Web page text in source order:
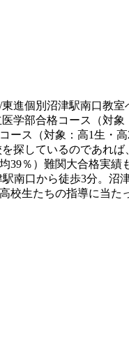
進個別沼津駅南口教
学部合格コース（対
ス（対象：高1生・
探しているのであれ
39％）難関大合格実
南口から徒歩3分。
生たちの指導に当た